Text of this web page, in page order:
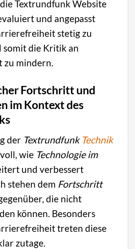
Textrundfunk Website
und angepasst
stetig zu
somit die Kritik an
zu mindern.
Fortschritt und
im Kontext des
der Textrundfunk Technik
wie Technologie im
und verbessert
stehen dem Fortschritt
die nicht
können. Besonders
treten diese
zutage.